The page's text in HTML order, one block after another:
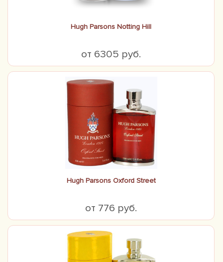
Hugh Parsons Notting Hill
от 6305 руб.
Hugh Parsons Oxford Street
от 776 руб.